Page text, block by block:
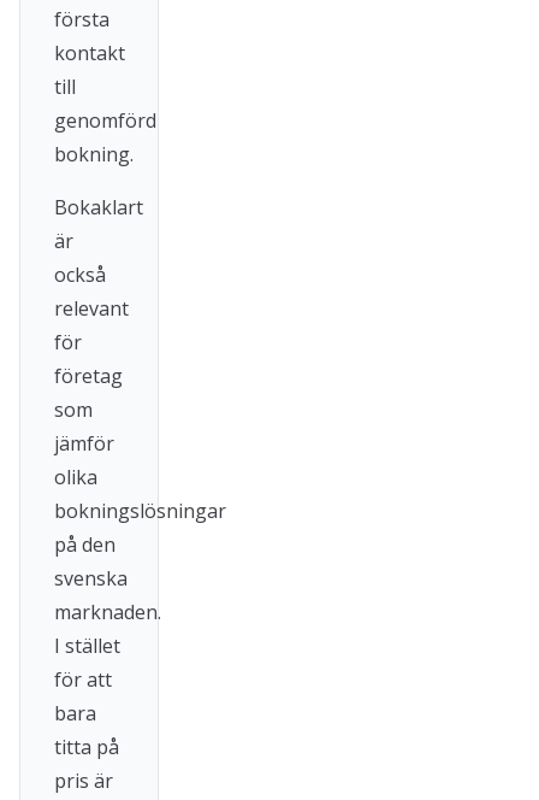
första
kontakt
till
genomförd
bokning.
Bokaklart
är
också
relevant
för
företag
som
jämför
olika
bokningslösningar
på den
svenska
marknaden.
I stället
för att
bara
titta på
pris är